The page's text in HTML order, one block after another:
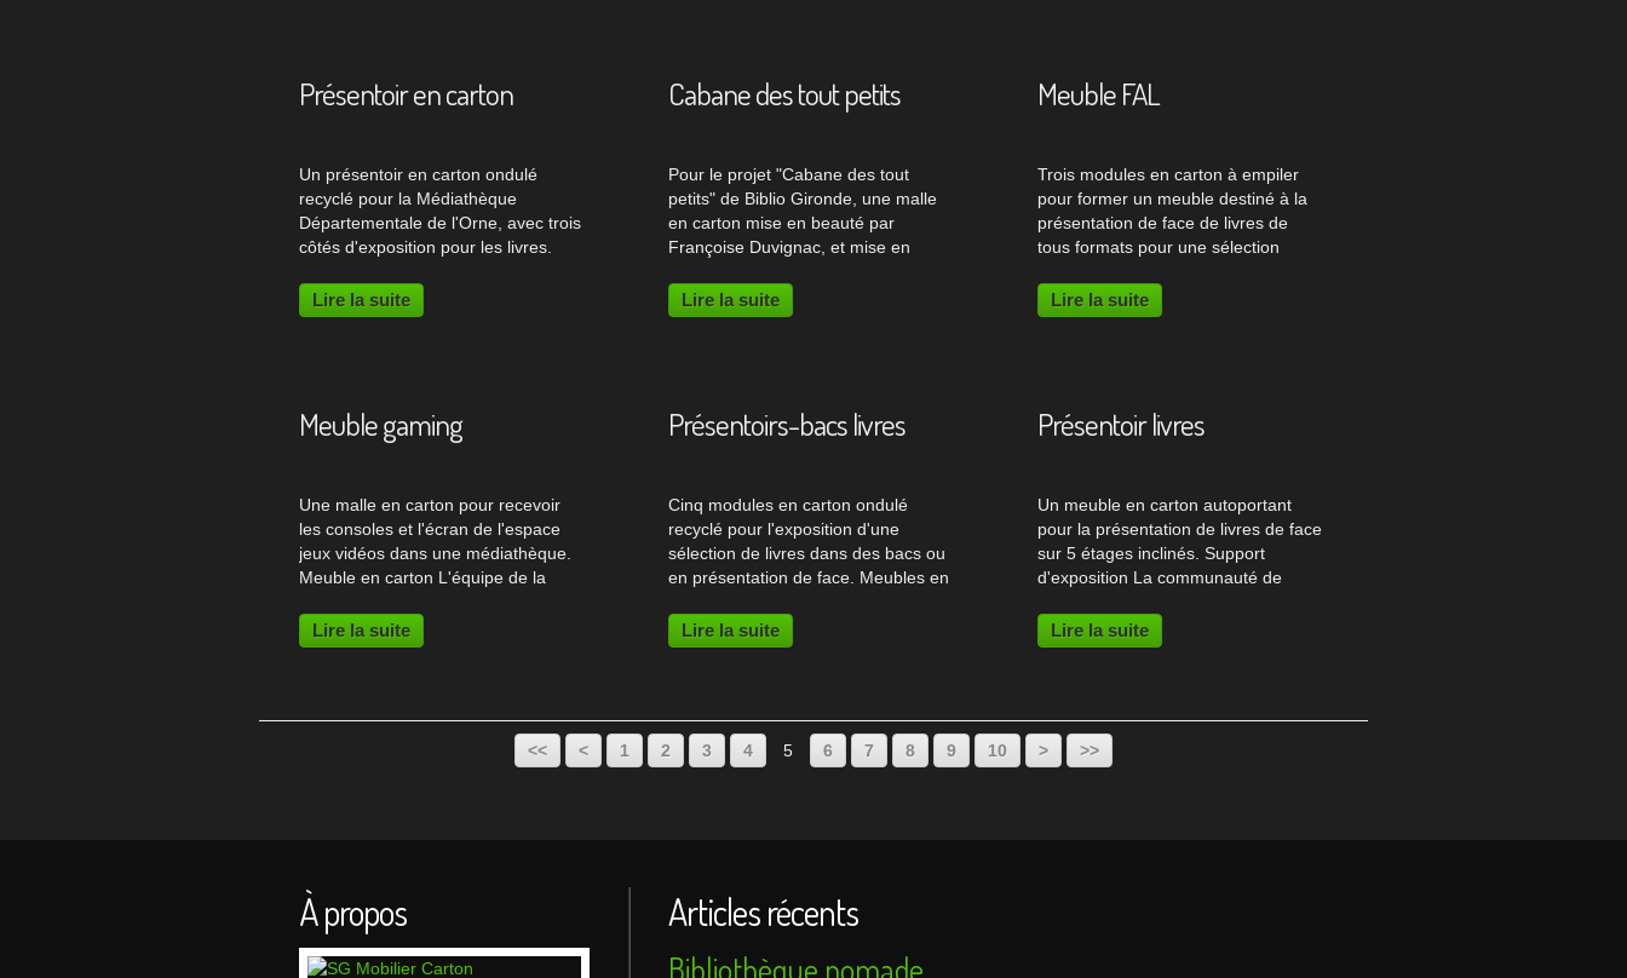
Présentoir en carton
Un présentoir en carton ondulé
recyclé pour la Médiathèque
Départementale de l'Orne, avec trois
côtés d'exposition pour les livres.
la démarche "Facile à Lire", le
présentoir en carton permet
Lire la suite
Cabane des tout petits
Pour le projet "Cabane des tout
petits" de Biblio Gironde, une malle
en carton mise en beauté par
Françoise Duvignac, et mise en
Folles. Meuble en carton La "Cabane
des tout petits" a pour objectif de
Lire la suite
Meuble FAL
Trois modules en carton à empiler
pour former un meuble destiné à la
présentation de face de livres de
tous formats pour une sélection
Bibliothèque d'Abbaretz dans le
département de la Loire Atlantique
Lire la suite
Meuble gaming
Une malle en carton pour recevoir
les consoles et l'écran de l'espace
jeux vidéos dans une médiathèque.
Meuble en carton L'équipe de la
Lozère souhaitait une malle
identique aux malles jeux vidéos
Lire la suite
Présentoirs-bacs livres
Cinq modules en carton ondulé
recyclé pour l'exposition d'une
sélection de livres dans des bacs ou
en présentation de face. Meubles en
près du Mans avait depuis plusieurs
mois un présentoir trois faces pour
Lire la suite
Présentoir livres
Un meuble en carton autoportant
pour la présentation de livres de face
sur 5 étages inclinés. Support
d'exposition La communauté de
deuxième colonne lecture et un
présentoir pour ses bibliothèques. Le
Lire la suite
<< < 1 2 3 4 5 6 7 8 9 10 > >>
À propos Articles récents
Bibliothèque nomade